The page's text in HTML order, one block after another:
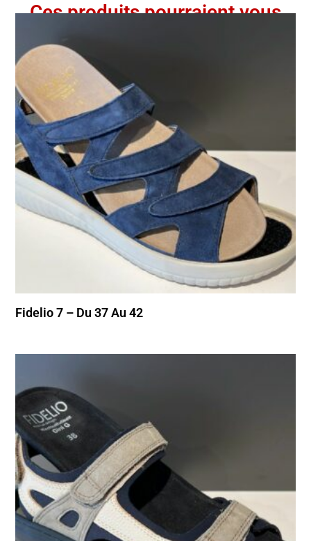
Ces produits pourraient vous
Fidelio 7 – Du 37 Au 42